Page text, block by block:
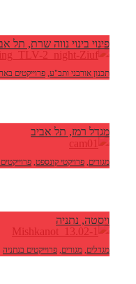
פינוי בינוי נווה שרת, תל
תכנון אורבני ותב"ע, פרוייקטים
מגדל רמז, תל אביב
מגורים, פרויקטי קונספט,
ויסטה, נתניה
מגדלים, מגורים, פרוייקטים בנתניה